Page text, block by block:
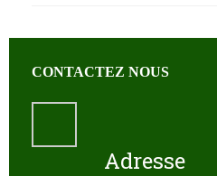
CONTACTEZ NOUS
Adresse